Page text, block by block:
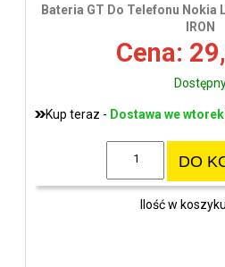
Bateria GT Do Telefonu Nokia
IRON
Cena:
Kup teraz - Dostawa we wtorek
DO
Ilość w